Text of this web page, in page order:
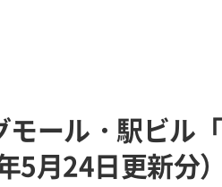
モール・駅ビル
5月24日更新分）